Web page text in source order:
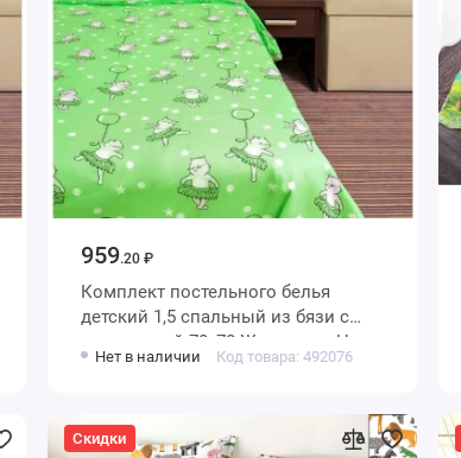
959.20 ₽
Комплект постельного белья
детский 1,5 спальный из бязи с
наволочкой 70х70 Животные Ночь
Нежна
Нет в наличии Код товара: 492076
Скидки